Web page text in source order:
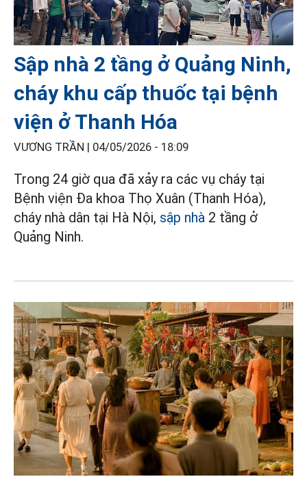
Sập nhà 2 tầng ở Quảng Ninh,
cháy khu cấp thuốc tại bệnh
viện ở Thanh Hóa
VƯƠNG TRẦN | 04/05/2026 - 18:09
Trong 24 giờ qua đã xảy ra các vụ cháy tại
Bệnh viện Đa khoa Thọ Xuân (Thanh Hóa),
cháy nhà dân tại Hà Nội, sập nhà 2 tầng ở
Quảng Ninh.